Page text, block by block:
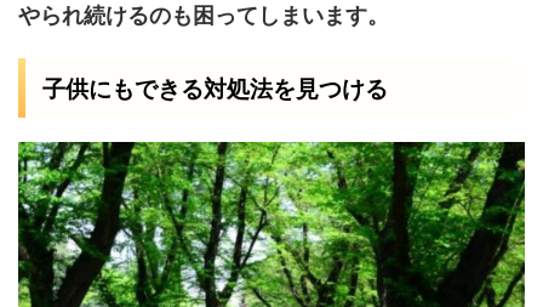
やられ続けるのも困ってしまいます。
子供にもできる対処法を見つける